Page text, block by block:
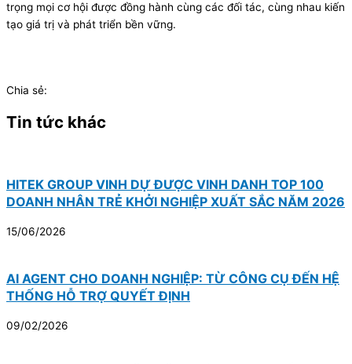
trọng mọi cơ hội được đồng hành cùng các đối tác, cùng nhau kiến
tạo giá trị và phát triển bền vững.
Chia sẻ:
Tin tức khác
HITEK GROUP VINH DỰ ĐƯỢC VINH DANH TOP 100
DOANH NHÂN TRẺ KHỞI NGHIỆP XUẤT SẮC NĂM 2026
15/06/2026
AI AGENT CHO DOANH NGHIỆP: TỪ CÔNG CỤ ĐẾN HỆ
THỐNG HỖ TRỢ QUYẾT ĐỊNH
09/02/2026